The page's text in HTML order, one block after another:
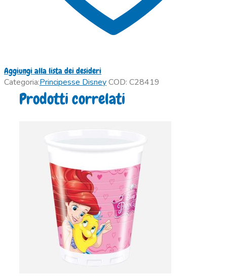
Aggiungi alla lista dei desideri
Categoria:Principesse DisneyCOD: C28419
Prodotti correlati